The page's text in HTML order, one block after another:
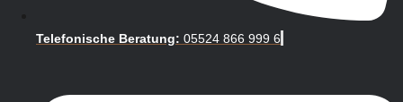
Telefonische Beratung: 05524 866 999 6